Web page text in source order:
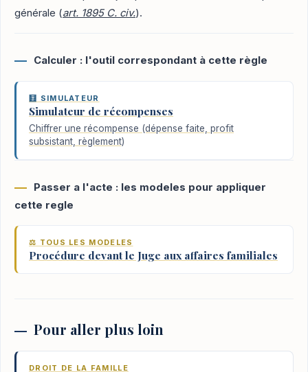
générale (art. 1895 C. civ.).
Calculer : l'outil correspondant à cette règle
🧮 SIMULATEUR
Simulateur de récompenses
Chiffrer une récompense (dépense faite, profit
subsistant, règlement)
Passer a l'acte : les modeles pour appliquer
cette regle
⚖️ TOUS LES MODELES
Procédure devant le Juge aux affaires familiales
Pour aller plus loin
DROIT DE LA FAMILLE